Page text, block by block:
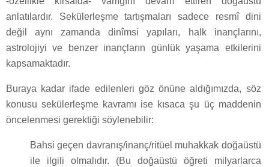
anlatılardır. Sekülerleşme tartışmaları sadece resmî dini
değil aynı zamanda dinîmsi yapıları, halk inançlarını,
astrolojiyi ve benzer inançların günlük yaşama etkilerini
kapsamaktadır.
Buraya kadar ifade edilenleri göz önüne aldığımızda, söz
konusu sekülerleşme kavramı ise kısaca şu üç maddenin
öncelenmesi gerektiği söylenebilir:
Bahsi geçen davranış/inanç/ritüel muhakkak doğaüstü
ile ilgili olmalıdır. (Bu doğaüstü öğreti milyarlarca